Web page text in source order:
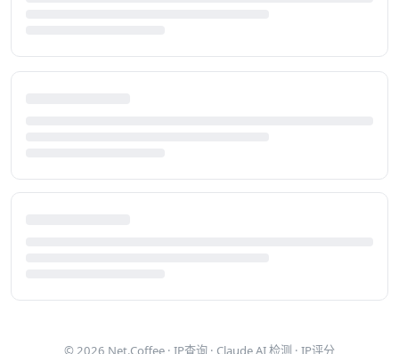
© 2026 Net.Coffee · IP查询 · Claude AI 检测 · IP评分